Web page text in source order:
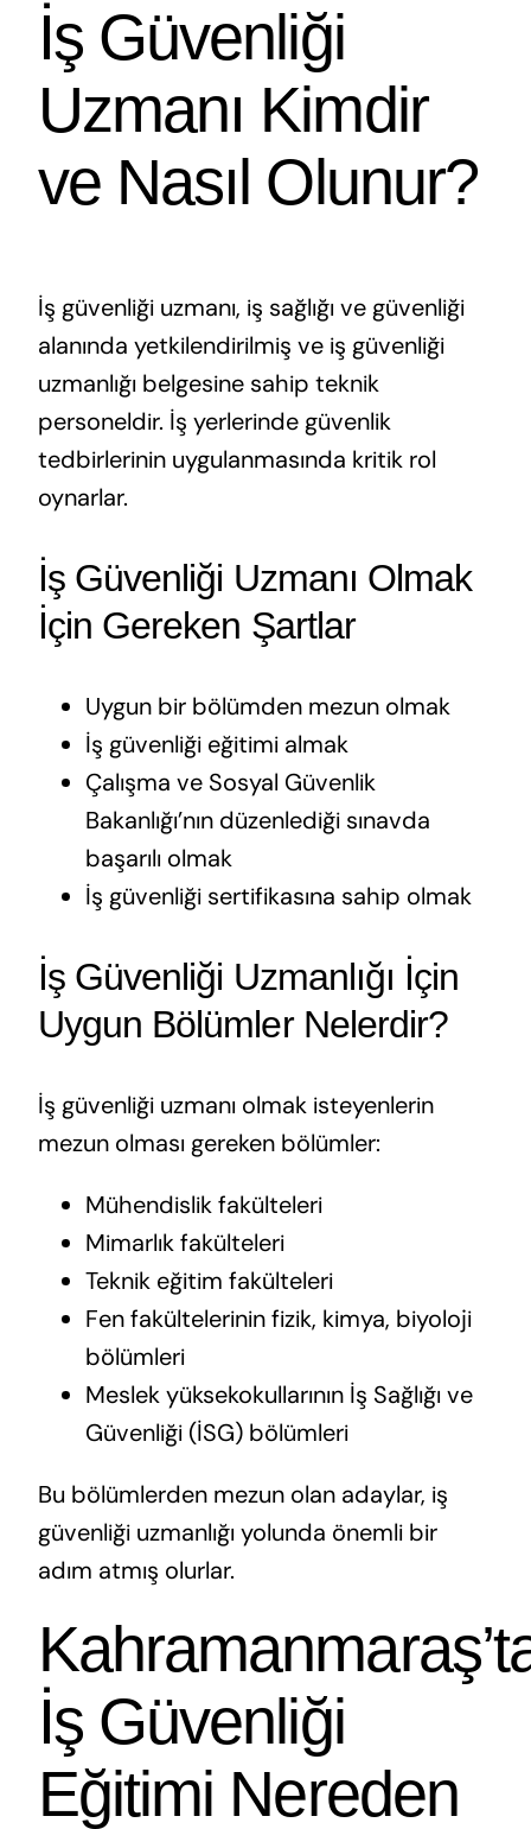
İş Güvenliği
Uzmanı Kimdir
ve Nasıl Olunur?
İş güvenliği uzmanı, iş sağlığı ve güvenliği
alanında yetkilendirilmiş ve iş güvenliği
uzmanlığı belgesine sahip teknik
personeldir. İş yerlerinde güvenlik
tedbirlerinin uygulanmasında kritik rol
oynarlar.
İş Güvenliği Uzmanı Olmak
İçin Gereken Şartlar
Uygun bir bölümden mezun olmak
İş güvenliği eğitimi almak
Çalışma ve Sosyal Güvenlik
Bakanlığı’nın düzenlediği sınavda
başarılı olmak
İş güvenliği sertifikasına sahip olmak
İş Güvenliği Uzmanlığı İçin
Uygun Bölümler Nelerdir?
İş güvenliği uzmanı olmak isteyenlerin
mezun olması gereken bölümler:
Mühendislik fakülteleri
Mimarlık fakülteleri
Teknik eğitim fakülteleri
Fen fakültelerinin fizik, kimya, biyoloji
bölümleri
Meslek yüksekokullarının İş Sağlığı ve
Güvenliği (İSG) bölümleri
Bu bölümlerden mezun olan adaylar, iş
güvenliği uzmanlığı yolunda önemli bir
adım atmış olurlar.
İş Güvenliği
Eğitimi Nereden